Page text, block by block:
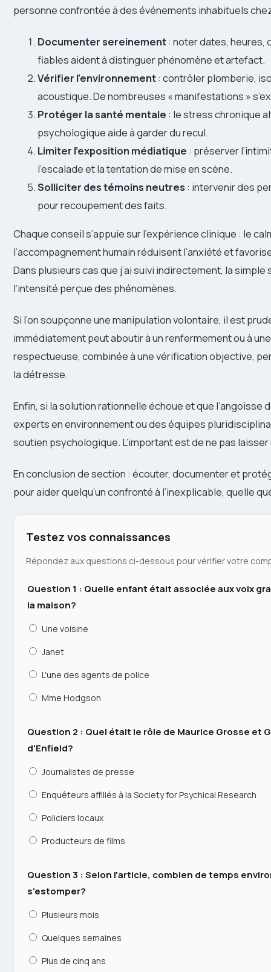
personne confrontée à des événements inhabituels
Documenter sereinement: noter dates, heures,
fiables aident à distinguer phénomène et artefact.
Vérifier l’environnement: contrôler plomberie,
acoustique. De nombreuses « manifestations »
Protéger la santé mentale : le stress chronique
psychologique aide à garder du recul.
Limiter l’exposition médiatique : préserver
l’escalade et la tentation de mise en scène.
Solliciter des témoins neutres : intervenir des
pour recoupement des faits.
Chaque conseil s’appuie sur l’expérience clinique : le
l’accompagnement humain réduisent l’anxiété et
Dans plusieurs cas que j’ai suivi indirectement, la
l’intensité perçue des phénomènes.
Si l’on soupçonne une manipulation volontaire, il est
immédiatement peut aboutir à un renfermement ou à
respectueuse, combinée à une vérification objective,
la détresse.
Enfin, si la solution rationnelle échoue et que
experts en environnement ou des équipes
soutien psychologique. L’important est de ne pas
En conclusion de section : écouter, documenter et
pour aider quelqu’un confronté à l’inexplicable, quelle
Testez vos connaissances
Répondez aux questions ci-dessous pour vérifier votre
Question 1 : Quelle enfant était associée aux voix
la maison?
Une voisine
Janet
L'une des agents de police
Mme Hodgson
Question 2 : Quel était le rôle de Maurice Grosse et
d'Enfield?
Journalistes de presse
Enquêteurs affiliés à la Society for Psychical Research
Policiers locaux
Producteurs de films
Question 3 : Selon l'article, combien de temps
s'estomper?
Plusieurs mois
Quelques semaines
Plus de cinq ans